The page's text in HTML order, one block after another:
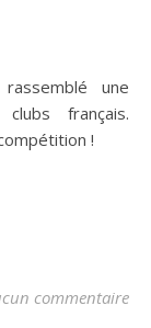
français.
!
commentaire